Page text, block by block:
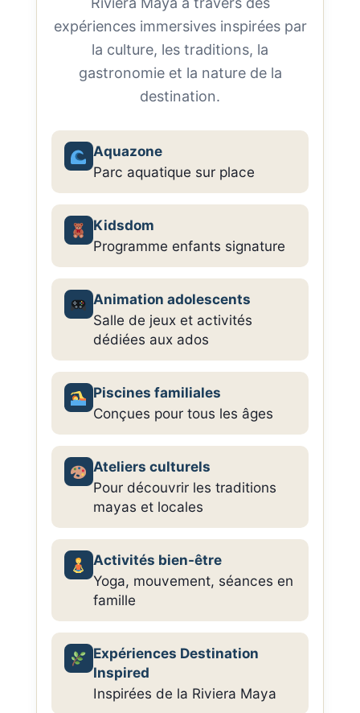
expériences immersives inspirées par
la culture, les traditions, la
gastronomie et la nature de la
destination.
Aquazone
Parc aquatique sur place
Kidsdom
Programme enfants signature
Animation adolescents
Salle de jeux et activités
dédiées aux ados
Piscines familiales
Conçues pour tous les âges
Ateliers culturels
Pour découvrir les traditions
mayas et locales
Activités bien-être
Yoga, mouvement, séances en
famille
Expériences Destination
Inspired
Inspirées de la Riviera Maya